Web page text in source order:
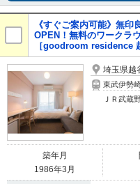
《すぐご案内可能》無印
OPEN！無料のワークラ
［goodroom residence
埼玉県越
東武伊勢
ＪＲ武蔵
築年月
1986年3月